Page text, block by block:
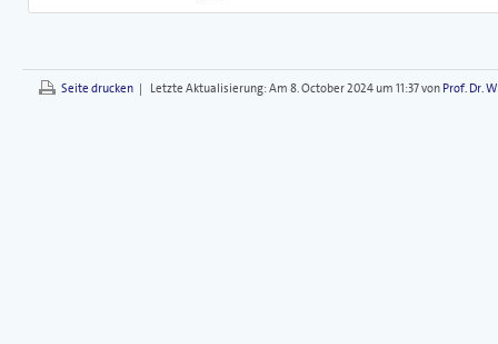
Seite drucken | Letzte Aktualisierung:Am 8. October 2024 um 11:37 von Prof. Dr.